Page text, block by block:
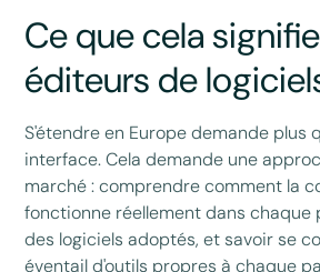
Ce que cela
éditeurs de
S'étendre en Europe demande plus
interface. Cela demande une
marché : comprendre comment la
fonctionne réellement dans chaque
des logiciels adoptés, et savoir se
éventail d'outils propres à chaque